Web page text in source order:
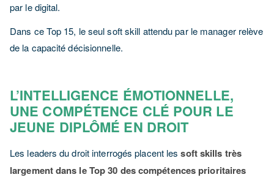
par le digital.
Dans ce Top 15, le seul soft skill attendu par le manager relève
de la capacité décisionnelle.
L’INTELLIGENCE ÉMOTIONNELLE,
UNE COMPÉTENCE CLÉ POUR LE
JEUNE DIPLÔMÉ EN DROIT
Les leaders du droit interrogés placent les soft skills très
largement dans le Top 30 des compétences prioritaires